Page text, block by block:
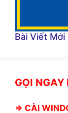
Bài Viết Mới
GỌI
⇒ CÀI